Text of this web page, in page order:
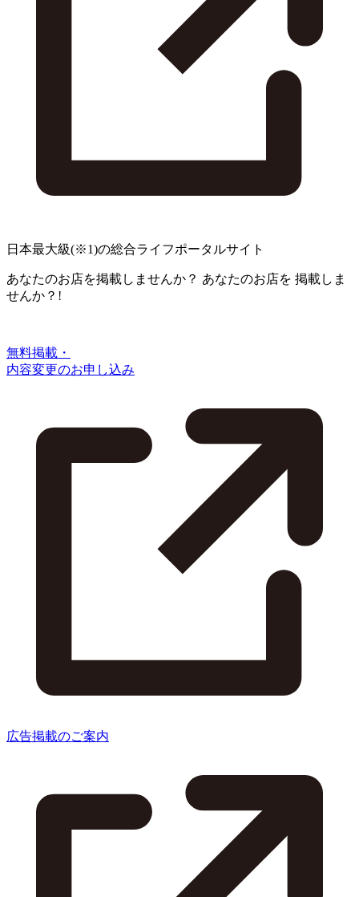
日本最大級(※1)の総合ライフポータルサイト
あなたのお店を掲載しませんか？ あなたのお店を 掲載しま
せんか？!
無料掲載・
内容変更のお申し込み
広告掲載のご案内